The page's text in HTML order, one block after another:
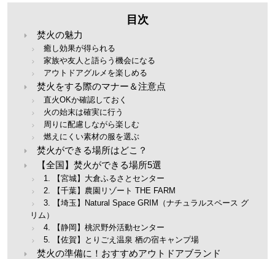
目次
焚火の魅力
癒し効果が得られる
家族や友人と語らう機会になる
アウトドアグルメを楽しめる
焚火をする際のマナー＆注意点
直火OKか確認しておく
火の始末は確実に行う
周りに配慮しながら楽しむ
燃えにくい素材の服を選ぶ
焚火ができる場所はどこ？
【全国】焚火ができる場所5選
1. 【宮城】大倉ふるさとセンター
2. 【千葉】農園リゾート THE FARM
3. 【埼玉】Natural Space GRIM（ナチュラルスペース グ
リム）
4. 【静岡】桃沢野外活動センター
5. 【佐賀】とりごえ温泉 栖の宿キャンプ場
焚火の準備に！おすすめアウトドアブランド